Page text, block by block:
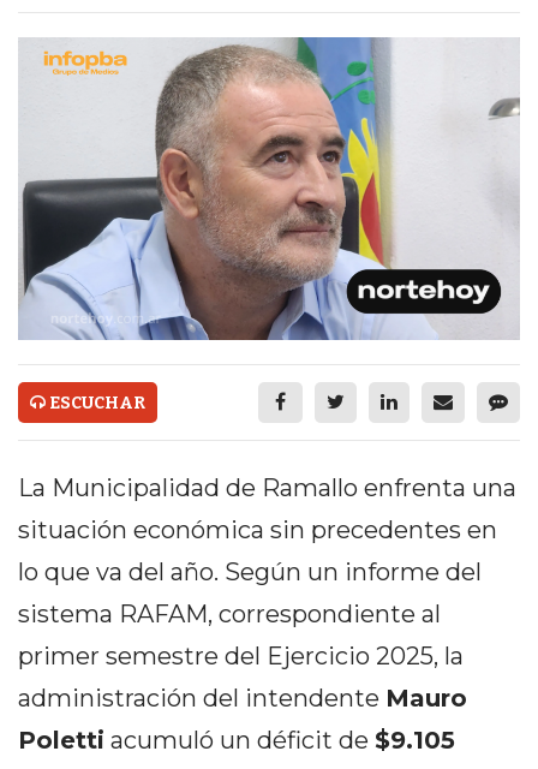
ULTIMAS NOTICIAS
TEMAS DESTACADOS
TECNOLOGÍA
SERVICIOS
PRONÓSTICO
HORÓSCOPO
QUÉ ES
CHANGUITO.COM.AR Y
CÓMO FUNCIONA: CREAR
TIENDAS ONLINE CON
PEDIDOS POR WHATSAPP
TIENDA ONLINE GRATIS
EN ARGENTINA:
ESCUCHAR
La Municipalidad de Ramallo enfrenta una
situación económica sin precedentes en
lo que va del año. Según un informe del
sistema RAFAM, correspondiente al
primer semestre del Ejercicio 2025, la
administración del intendente Mauro
Poletti acumuló un déficit de $9.105